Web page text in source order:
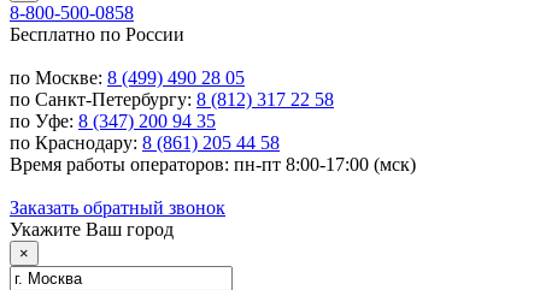
8-800-500-0858
Бесплатно по России
по Москве: 8 (499) 490 28 05
по Санкт-Петербургу: 8 (812) 317 22 58
по Уфе: 8 (347) 200 94 35
по Краснодару: 8 (861) 205 44 58
Время работы операторов: пн-пт 8:00-17:00 (мск)
Заказать обратный звонок
Укажите Ваш город
×